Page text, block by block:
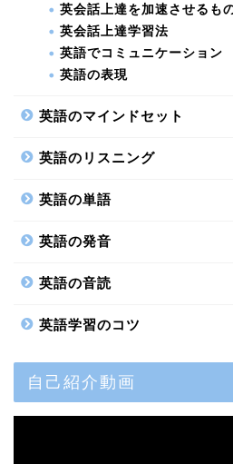
英会話上達を加速させるも
英会話上達学習法
英語でコミュニケーション
英語の表現
英語のマインドセット
英語のリスニング
英語の単語
英語の発音
英語の音読
英語学習のコツ
自己紹介動画